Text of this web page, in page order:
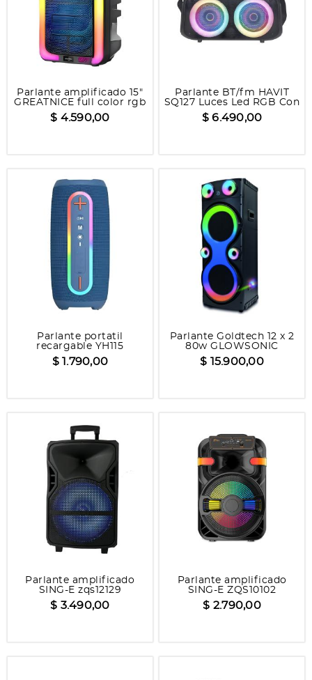
Parlante amplificado 15"
GREATNICE full color rgb
mic x 2
$ 4.590,00
Parlante BT/fm HAVIT
SQ127 Luces Led RGB Con
2 Micrófonos
$ 6.490,00
Parlante portatil
recargable YH115
$ 1.790,00
Parlante Goldtech 12 x 2
80w GLOWSONIC
$ 15.900,00
Parlante amplificado
SING-E zqs12129
$ 3.490,00
Parlante amplificado
SING-E ZQS10102
$ 2.790,00